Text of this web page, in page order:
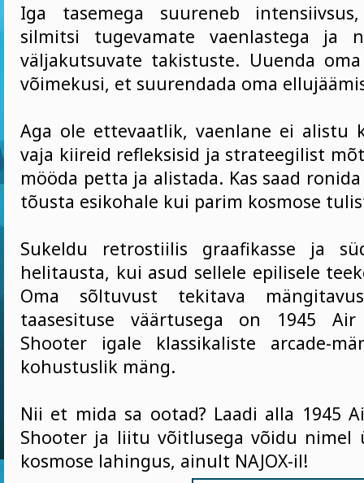
Iga tasemega suureneb
silmitsi tugevamate vaenlastega ja
väljakutsuvate takistuste. Uuenda
võimekusi, et suurendada oma
Aga ole ettevaatlik, vaenlane ei alistu
vaja kiireid refleksisid ja strateegilist
mööda petta ja alistada. Kas saad
tõusta esikohale kui parim kosmose
Sukeldu retrostiilis graafikasse ja
helitausta, kui asud sellele epilisele
Oma sõltuvust tekitava
taasesituse väärtusega on 1945 Air
Shooter igale klassikaliste arcade-
kohustuslik mäng.
Nii et mida sa ootad? Laadi alla 1945
Shooter ja liitu võitlusega võidu nimel
kosmose lahingus, ainult NAJOX-il!